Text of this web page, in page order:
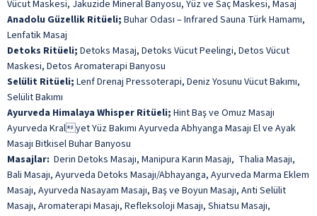
Vücut Maskesi, Jakuzide Mineral Banyosu, Yüz ve Saç Maskesi, Masaj
Anadolu Güzellik Ritüeli; Buhar Odası – Infrared Sauna Türk Hamamı,
Lenfatik Masaj
Detoks Ritüeli; Detoks Masaj, Detoks Vücut Peelingi, Detos Vücut
Maskesi, Detos Aromaterapi Banyosu
Selülit Ritüeli; Lenf Drenaj Pressoterapi, Deniz Yosunu Vücut Bakımı,
Selülit Bakımı
Ayurveda Himalaya Whisper Ritüeli; Hint Baş ve Omuz Masajı
Ayurveda Kralyet Yüz Bakımı Ayurveda Abhyanga Masajı El ve Ayak
Masajı Bitkisel Buhar Banyosu
Masajlar: Derin Detoks Masajı, Manipura Karın Masajı, Thalia Masajı,
Bali Masajı, Ayurveda Detoks Masajı/Abhayanga, Ayurveda Marma Eklem
Masajı, Ayurveda Nasayam Masajı, Baş ve Boyun Masajı, Anti Selülit
Masajı, Aromaterapi Masajı, Refleksoloji Masajı, Shiatsu Masajı,